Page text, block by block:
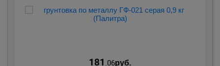
181 .06руб.